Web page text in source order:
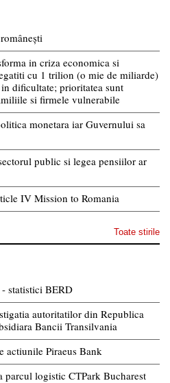
in criza economica si
cu 1 trilion (o mie de miliarde)
dificultate; prioritatea sunt
si firmele vulnerabile
monetara iar Guvernului sa
public si legea pensiilor ar
IV Mission to Romania
Toate stirile
statistici BERD
autoritatilor din Republica
Bancii Transilvania
actiunile Piraeus Bank
logistic CTPark Bucharest